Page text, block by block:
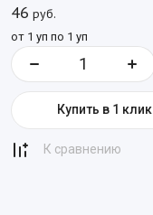
46 руб.
от 1 уп по 1 уп
Купить в 1 клик
К сравнению